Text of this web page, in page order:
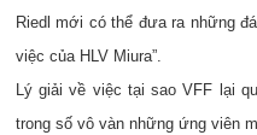
Riedl mới có thể đưa ra những
việc của HLV Miura”.
Lý giải về việc tại sao VFF lại
trong số vô vàn những ứng viên